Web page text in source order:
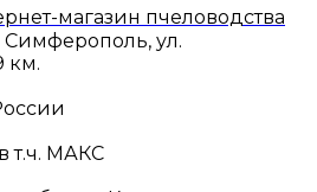
магазин пчеловодства
ул.
км.
т.ч. МАКС